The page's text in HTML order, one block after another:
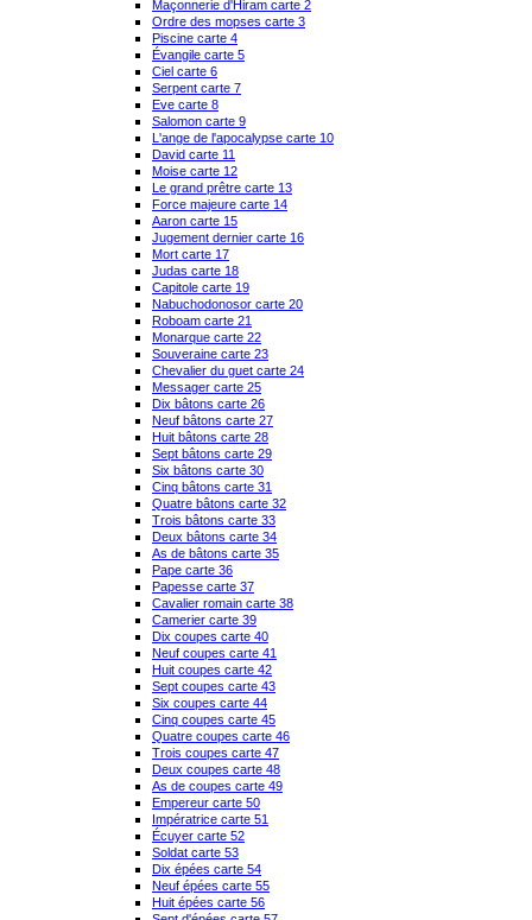
Maçonnerie d'Hiram carte 2
Ordre des mopses carte 3
Piscine carte 4
Évangile carte 5
Ciel carte 6
Serpent carte 7
Eve carte 8
Salomon carte 9
L'ange de l'apocalypse carte 10
David carte 11
Moise carte 12
Le grand prêtre carte 13
Force majeure carte 14
Aaron carte 15
Jugement dernier carte 16
Mort carte 17
Judas carte 18
Capitole carte 19
Nabuchodonosor carte 20
Roboam carte 21
Monarque carte 22
Souveraine carte 23
Chevalier du guet carte 24
Messager carte 25
Dix bâtons carte 26
Neuf bâtons carte 27
Huit bâtons carte 28
Sept bâtons carte 29
Six bâtons carte 30
Cinq bâtons carte 31
Quatre bâtons carte 32
Trois bâtons carte 33
Deux bâtons carte 34
As de bâtons carte 35
Pape carte 36
Papesse carte 37
Cavalier romain carte 38
Camerier carte 39
Dix coupes carte 40
Neuf coupes carte 41
Huit coupes carte 42
Sept coupes carte 43
Six coupes carte 44
Cinq coupes carte 45
Quatre coupes carte 46
Trois coupes carte 47
Deux coupes carte 48
As de coupes carte 49
Empereur carte 50
Impératrice carte 51
Écuyer carte 52
Soldat carte 53
Dix épées carte 54
Neuf épées carte 55
Huit épées carte 56